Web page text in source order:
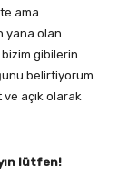
ama
yana olan
bizim gibilerin
belirtiyorum.
açık olarak
lütfen!